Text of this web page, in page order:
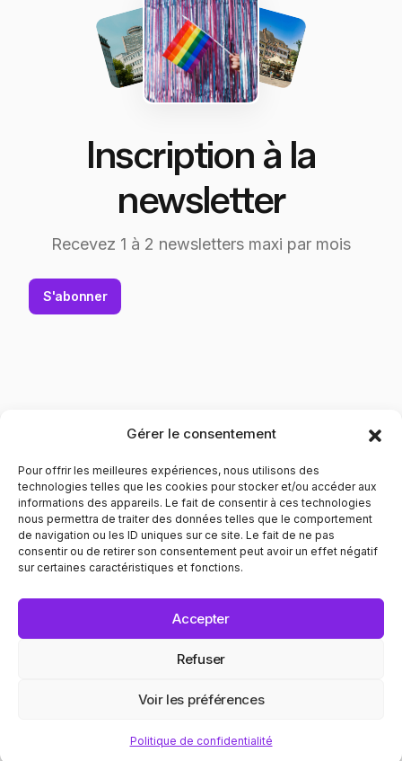
Gérer le consentement
Pour offrir les meilleures expériences, nous utilisons des
technologies telles que les cookies pour stocker et/ou accéder aux
informations des appareils. Le fait de consentir à ces technologies
nous permettra de traiter des données telles que le comportement
de navigation ou les ID uniques sur ce site. Le fait de ne pas
consentir ou de retirer son consentement peut avoir un effet négatif
sur certaines caractéristiques et fonctions.
Accepter
Refuser
Voir les préférences
Politique de confidentialité
Inscription à la
newsletter
Recevez 1 à 2 newsletters maxi par mois
S'abonner
Contribuer à l'évolution des mentalités pour le respect
envers les personnes LGBTQIA+. Informer et prévenir dans
POLITIQUE DE CONFIDENTIALITÉ
© 2025 Recap. All Rights Reserved.